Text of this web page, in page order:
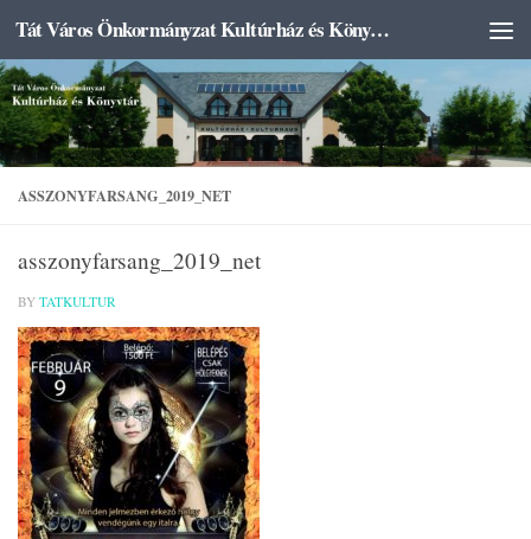
Skip to content Tát Város Önkormányzat Kultúrház és Könyvtár
ASSZONYFARSANG_2019_NET
asszonyfarsang_2019_net
BY TATKULTUR